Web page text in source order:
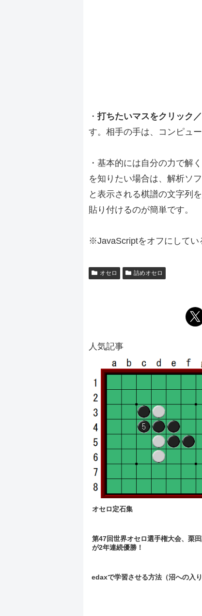
・打ちたいマスをクリック
す。相手の手は、コンピュ
・基本的には自分の力で解
を知りたい場合は、解析ソ
と表示される棋譜の文字列を
貼り付けるのが簡単です。
※JavaScriptをオフにしてい
オセロ 詰めオセロ
人気記事
オセロ定石集
第47回世界オセロ選手権大会、栗
が2年連続優勝！
edaxで学習させる方法（沼への入り